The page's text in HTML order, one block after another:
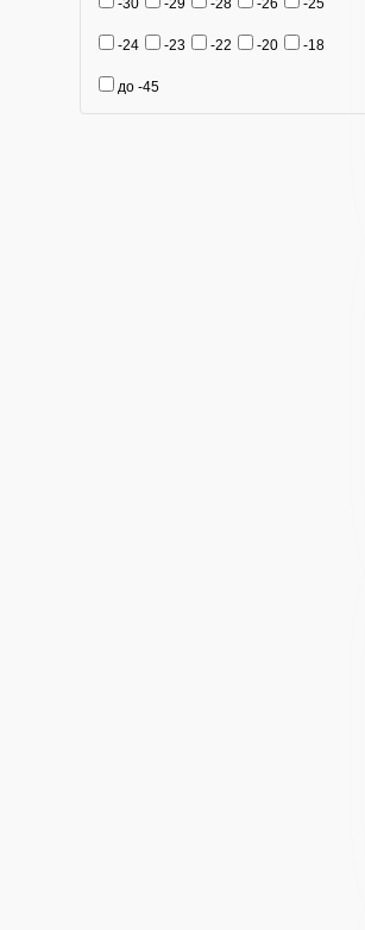
-30 -29 -28 -26 -25
-24 -23 -22 -20 -18
до -45